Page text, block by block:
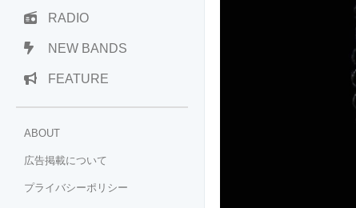
RADIO
NEW BANDS
FEATURE
ABOUT
広告掲載について
プライバシーポリシー